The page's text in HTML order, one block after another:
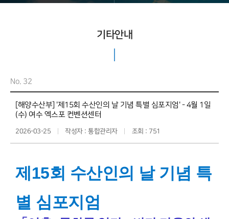
기타안내
No. 32
[해양수산부] '제15회 수산인의 날 기념 특별 심포지엄' - 4월 1일
(수) 여수 엑스포 컨벤션센터
2026-03-25 작성자 : 통합관리자 조회 : 751
제15회 수산인의 날 기념 특
별 심포지엄